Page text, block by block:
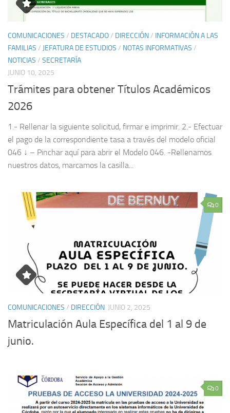
COMUNICACIONES / DESTACADO/ DIRECCIÓN/ INFORMACIÓN A LAS
FAMILIAS / JEFATURA DE ESTUDIOS / NOTAS INFORMATIVAS /
NOTICIAS / SECRETARÍA
JUNIO 10, 2025
Trámites para obtener Títulos Académicos
2026
1.- Rellenar la siguiente solicitud, firmar e imprimir. 2.- Efectuar
el pago de la correspondiente tasa a través del modelo oficial
046 ↓ – Pinchar aquí para abrir el Modelo 046. -Rellenamos
nuestros datos, marcamos la casilla...
0
COMUNICACIONES / DIRECCIÓN JUNIO 2, 2025
Matriculación Aula Específica del 1 al 9 de
junio.
0